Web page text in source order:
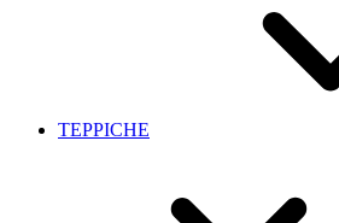
TEPPICHE